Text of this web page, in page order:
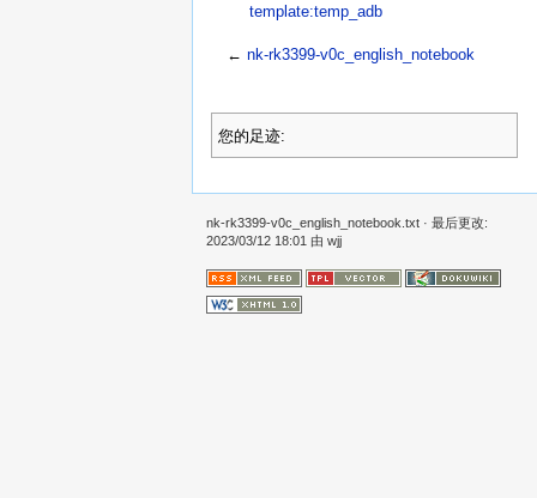
template:temp_adb
← nk-rk3399-v0c_english_notebook
您的足迹:
nk-rk3399-v0c_english_notebook.txt · 最后更改:
2023/03/12 18:01 由 wjj